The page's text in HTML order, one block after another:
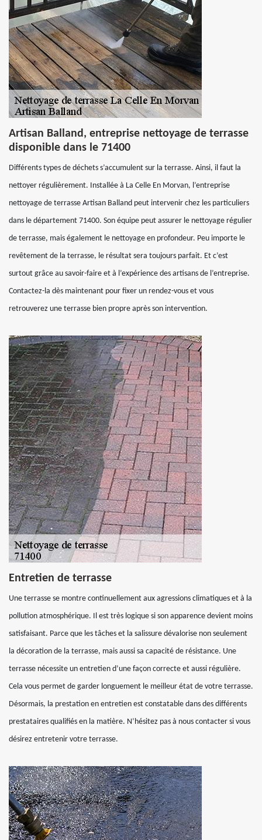
Artisan Balland, entreprise nettoyage de terrasse
disponible dans le 71400
Différents types de déchets s’accumulent sur la terrasse. Ainsi, il faut la
nettoyer régulièrement. Installée à La Celle En Morvan, l’entreprise
nettoyage de terrasse Artisan Balland peut intervenir chez les particuliers
dans le département 71400. Son équipe peut assurer le nettoyage régulier
de terrasse, mais également le nettoyage en profondeur. Peu importe le
revêtement de la terrasse, le résultat sera toujours parfait. Et c’est
surtout grâce au savoir-faire et à l’expérience des artisans de l’entreprise.
Contactez-la dès maintenant pour fixer un rendez-vous et vous
retrouverez une terrasse bien propre après son intervention.
Entretien de terrasse
Une terrasse se montre continuellement aux agressions climatiques et à la
pollution atmosphérique. Il est très logique si son apparence devient moins
satisfaisant. Parce que les tâches et la salissure dévalorise non seulement
la décoration de la terrasse, mais aussi sa capacité de résistance. Une
terrasse nécessite un entretien d’une façon correcte et aussi régulière.
Cela vous permet de garder longuement le meilleur état de votre terrasse.
Désormais, la prestation en entretien est constatable dans des différents
prestataires qualifiés en la matière. N’hésitez pas à nous contacter si vous
désirez entretenir votre terrasse.